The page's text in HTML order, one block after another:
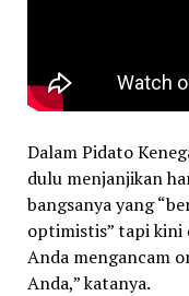
Dalam Pidato
dulu menjanjikan
bangsanya yang
optimistis” tapi kini
Anda mengancam
Anda,” katanya.